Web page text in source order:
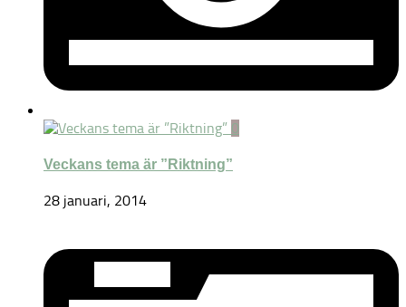
0
Veckans tema är ”Riktning”
28 januari, 2014